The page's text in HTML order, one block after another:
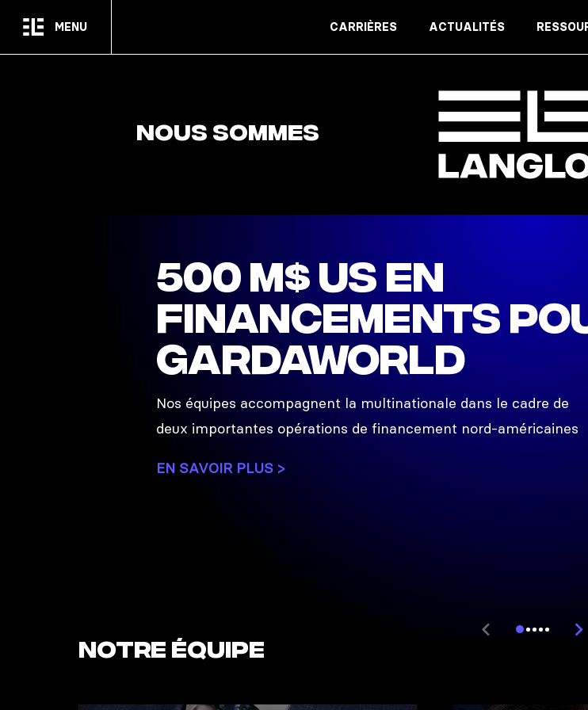
MENU CARRIÈRES ACTUALITÉS
NOUS SOMMES
500 M$ US en
financements
GardaWorld
Nos équipes accompagnent la multinationale dans le cadre de
deux importantes opérations de financement nord-américaines
EN SAVOIR PLUS >
Notre équipe